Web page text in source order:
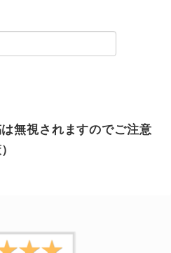
無視されますのでご注意